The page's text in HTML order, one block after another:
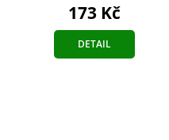
173 Kč
DETAIL